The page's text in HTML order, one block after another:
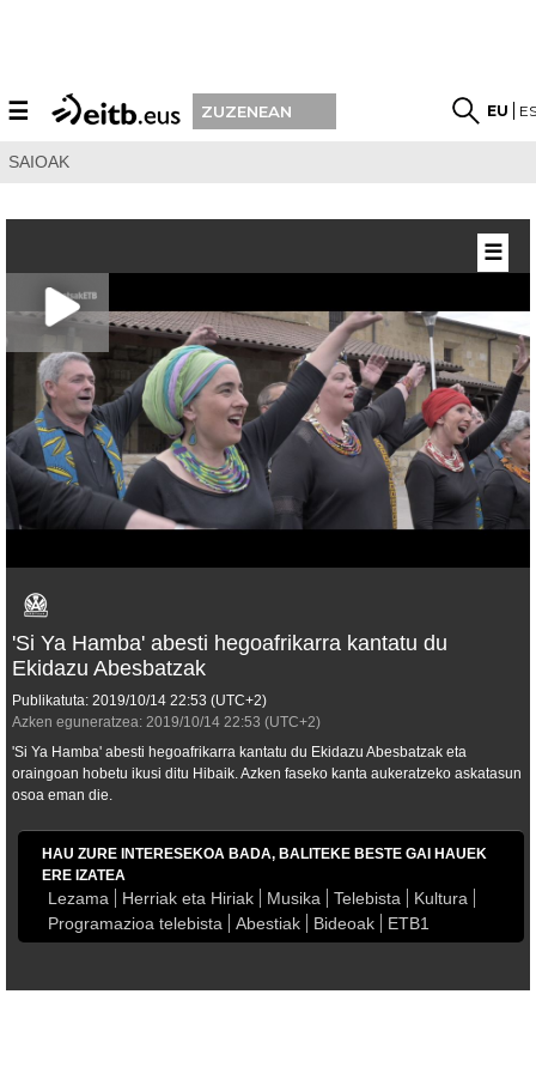
☰ ZUZENEAN EU
SAIOAK
'Si Ya Hamba' abesti hegoafrikarra kantatu du
Ekidazu Abesbatzak
Publikatuta: 2019/10/14 22:53 (UTC+2)
Azken eguneratzea: 2019/10/14 22:53 (UTC+2)
'Si Ya Hamba' abesti hegoafrikarra kantatu du Ekidazu Abesbatzak eta
oraingoan hobetu ikusi ditu Hibaik. Azken faseko kanta aukeratzeko askatasun
osoa eman die.
HAU ZURE INTERESEKOA BADA, BALITEKE BESTE GAI HAUEK
ERE IZATEA
Lezama Herriak eta Hiriak Musika Telebista
Kultura
Programazioa telebista
Abestiak Bideoak ETB1
☰